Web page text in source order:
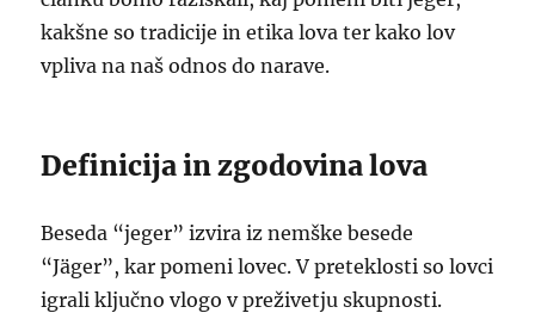
kakšne so tradicije in etika lova ter kako lov
vpliva na naš odnos do narave.
Definicija in zgodovina lova
Beseda “jeger” izvira iz nemške besede
“Jäger”, kar pomeni lovec. V preteklosti so lovci
igrali ključno vlogo v preživetju skupnosti.